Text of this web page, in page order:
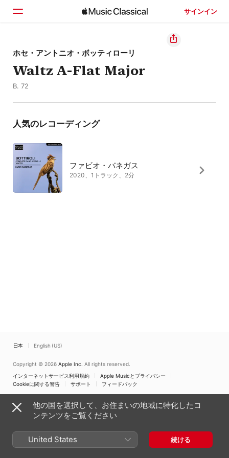
サインイン
ホーム
見つける
ホセ・アントニオ・ボッティローリ
Waltz A-Flat Major
B. 72
人気のレコーディング
ファビオ・バネガス
2020、1トラック、2分
日本 English (US)
Copyright © 2026 Apple Inc. All rights reserved.
インターネットサービス利用規約
Apple Musicとプライバシー
Cookieに関する警告
サポート フィードバック
他の国を選択して、お住まいの地域に特化したコ
ンテンツをご覧ください
United States 続ける